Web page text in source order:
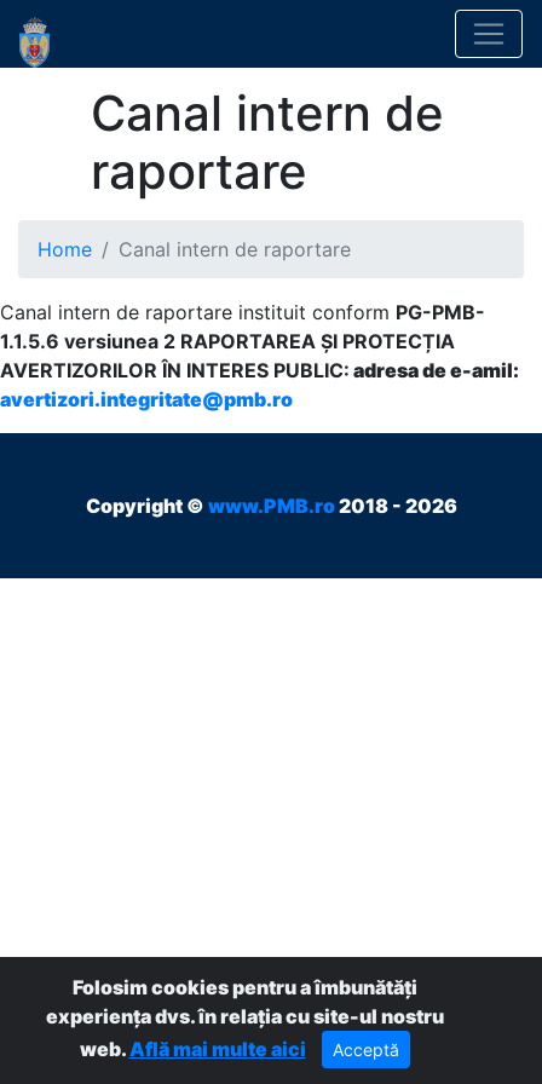
Canal intern de
raportare
Home Canal intern de raportare
Canal intern de raportare instituit conform PG-PMB-
1.1.5.6 versiunea 2 RAPORTAREA ȘI PROTECȚIA
AVERTIZORILOR ÎN INTERES PUBLIC: adresa de e-amil:
avertizori.integritate@pmb.ro
Copyright © www.PMB.ro2018 - 2026
Folosim cookies pentru a îmbunătăți
experiența dvs. în relația cu site-ul nostru
web.Află mai multe aici Acceptă